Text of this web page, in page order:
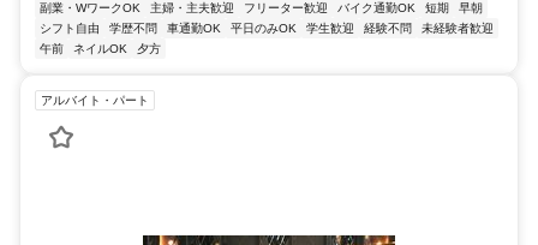
副業・WワークOK
主婦・主夫歓迎 フリーター歓迎 バイク通勤OK 短期
早朝
シフト自由
学歴不問 車通勤OK 平日のみOK 学生歓迎 経験不問
未経験者歓迎
午前
ネイルOK 夕方
アルバイト・パート